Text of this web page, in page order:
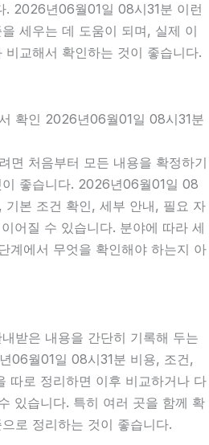
. 2026년06월01일 08시31분 이런
세우는 데 도움이 되며, 실제 이
교해서 확인하는 것이 좋습니다.
확인 2026년06월01일 08시31분
면 처음부터 모든 내용을 확정하기
좋습니다. 2026년06월01일 08
기본 조건 확인, 세부 안내, 필요 자
어질 수 있습니다. 분야에 따라 세
계에서 무엇을 확인해야 하는지 아
받은 내용을 간단히 기록해 두는
06월01일 08시31분 비용, 조건,
따로 정리하면 이후 비교하거나 다
있습니다. 특히 여러 곳을 함께 확
로 정리하는 것이 좋습니다.